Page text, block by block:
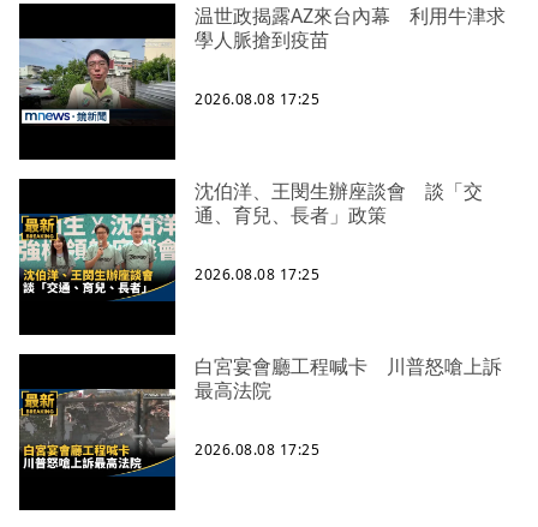
温世政揭露AZ來台內幕 利用牛津求
學人脈搶到疫苗
2026.08.08 17:25
沈伯洋、王閔生辦座談會 談「交
通、育兒、長者」政策
2026.08.08 17:25
白宮宴會廳工程喊卡 川普怒嗆上訴
最高法院
2026.08.08 17:25